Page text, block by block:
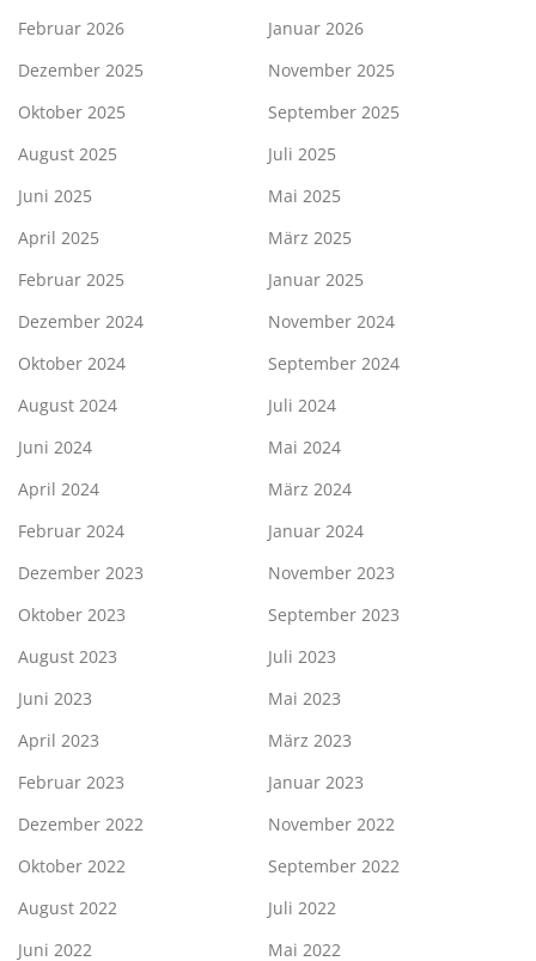
Februar 2026
Januar 2026
Dezember 2025
November 2025
Oktober 2025
September 2025
August 2025
Juli 2025
Juni 2025
Mai 2025
April 2025
März 2025
Februar 2025
Januar 2025
Dezember 2024
November 2024
Oktober 2024
September 2024
August 2024
Juli 2024
Juni 2024
Mai 2024
April 2024
März 2024
Februar 2024
Januar 2024
Dezember 2023
November 2023
Oktober 2023
September 2023
August 2023
Juli 2023
Juni 2023
Mai 2023
April 2023
März 2023
Februar 2023
Januar 2023
Dezember 2022
November 2022
Oktober 2022
September 2022
August 2022
Juli 2022
Juni 2022
Mai 2022